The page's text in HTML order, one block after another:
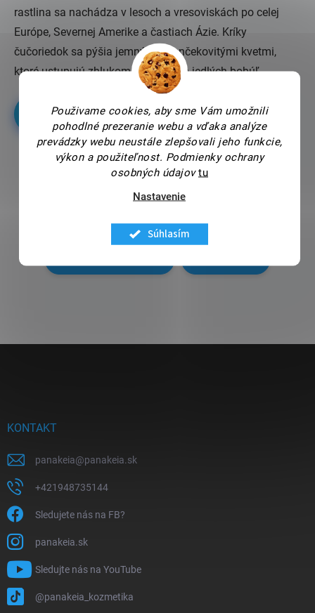
Použivame cookies, aby sme Vám umožnili
pohodlné prezeranie webu a vďaka analýze
prevádzky webu neustále zlepšovali jeho funkcie,
výkon a použiteľnost. Podmienky ochrany
osobných údajov tu
Nastavenie
Súhlasím
rastlina sa nachádza v lesoch a vresoviskách po celej
Európe, Severnej Amerike a častiach Ázie. Kríky
čučoriedok sa pýšia jemnými zvončekovitými kvetmi,
ktoré ustupujú zhlukom šťavnatých jedlých bobúľ.
Tinktúra z Čagy TU
KONTAKT
panakeia@panakeia.sk
+421948735144
Sledujete nás na FB?
panakeia.sk
Sledujte nás na YouTube
@panakeia_kozmetika